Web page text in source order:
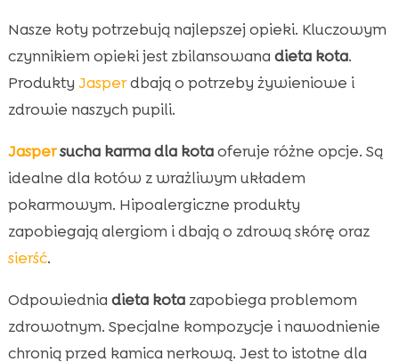
Nasze koty potrzebują najlepszej opieki. Kluczowym
czynnikiem opieki jest zbilansowana dieta kota.
Produkty Jasperdbają o potrzeby żywieniowe i
zdrowie naszych pupili.
Jaspersucha karma dla kotaoferuje różne opcje. Są
idealne dla kotów z wrażliwym układem
pokarmowym. Hipoalergiczne produkty
zapobiegają alergiom i dbają o zdrową skórę oraz
sierść.
Odpowiednia dieta kotazapobiega problemom
zdrowotnym. Specjalne kompozycje i nawodnienie
chronią przed kamica nerkową. Jest to istotne dla